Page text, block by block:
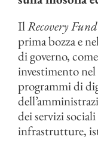
IlRecovery Fund
prima bozza e
di governo,
investimento
programmi di
dei servizi
infrastrutture,